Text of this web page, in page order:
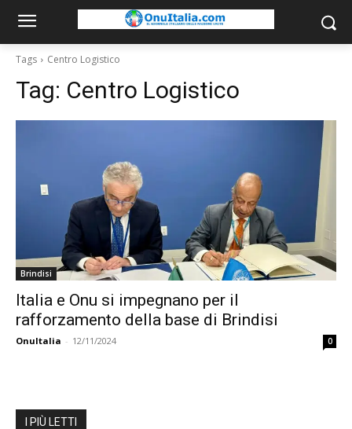
Tags Centro Logistico
Tag: Centro Logistico
Brindisi
Italia e Onu si impegnano per il
rafforzamento della base di Brindisi
OnuItalia - 12/11/2024 0
I PIÙ LETTI